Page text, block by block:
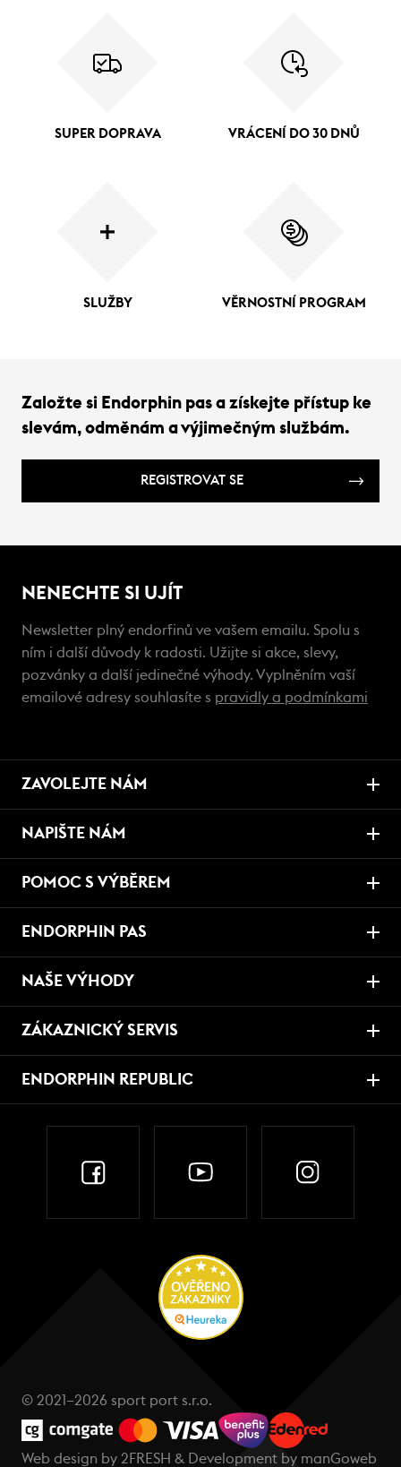
SUPER DOPRAVA VRÁCENÍ DO 30 DNŮ
SLUŽBY VĚRNOSTNÍ PROGRAM
Založte si Endorphin pas a získejte přístup ke
slevám, odměnám a výjimečným službám.
REGISTROVAT SE
NENECHTE SI UJÍT
Newsletter plný endorfinů ve vašem emailu. Spolu s
ním i další důvody k radosti. Užijte si akce, slevy,
pozvánky a další jedinečné výhody. Vyplněním vaší
emailové adresy souhlasíte s pravidly a podmínkami
ZAVOLEJTE NÁM
NAPIŠTE NÁM
POMOC S VÝBĚREM
ENDORPHIN PAS
NAŠE VÝHODY
ZÁKAZNICKÝ SERVIS
ENDORPHIN REPUBLIC
© 2021–2026 sport port s.r.o.
Web design by 2FRESH & Development by manGoweb